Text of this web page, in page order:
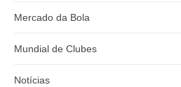
Mercado da Bola
Mundial de Clubes
Notícias